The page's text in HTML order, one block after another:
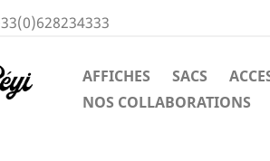
AFFICHES SACS
NOS COLLABORATIONS